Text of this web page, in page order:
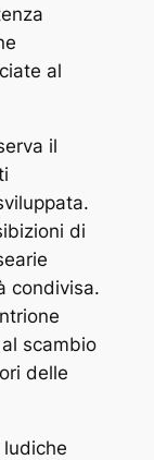
al
il
di
condivisa.
scambio
delle